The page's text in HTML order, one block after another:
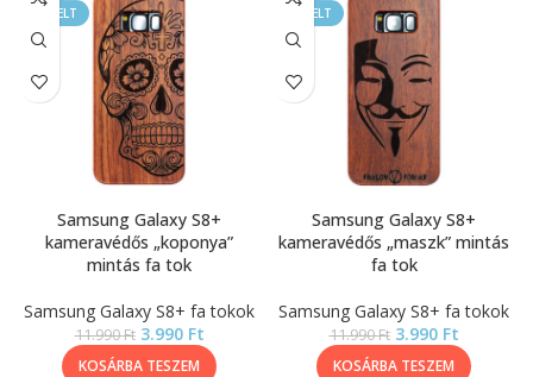
KIEMELT
Samsung Galaxy S8+
kameravédős „koponya”
mintás fa tok
Samsung Galaxy S8+ fa tokok
11.990Ft 3.990 Ft
KOSÁRBA TESZEM
KIEMELT
Samsung Galaxy S8+
kameravédős „maszk” mintás
fa tok
Samsung Galaxy S8+ fa tokok
11.990Ft 3.990 Ft
KOSÁRBA TESZEM